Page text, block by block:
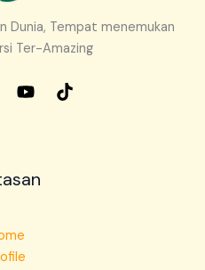
Dunia, Tempat menemukan
Ter-Amazing